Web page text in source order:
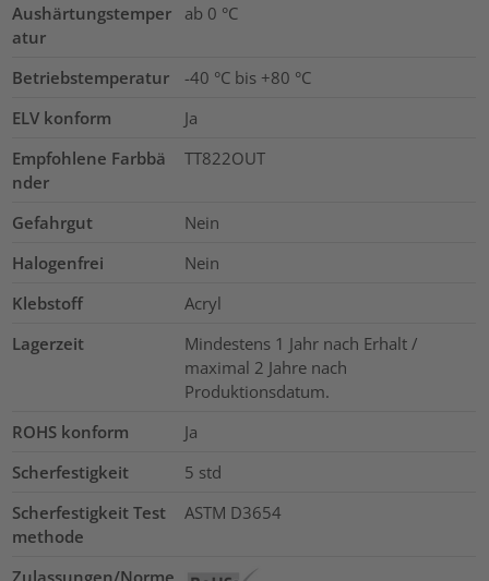
Aushärtungstemper
atur
ab 0 °C
Betriebstemperatur
-40 °C bis +80 °C
ELV konform
Ja
Empfohlene Farbbä
nder
TT822OUT
Gefahrgut
Nein
Halogenfrei
Nein
Klebstoff
Acryl
Lagerzeit
Mindestens 1 Jahr nach Erhalt /
maximal 2 Jahre nach
Produktionsdatum.
ROHS konform
Ja
Scherfestigkeit
5 std
Scherfestigkeit Test
methode
ASTM D3654
Zulassungen/Norme